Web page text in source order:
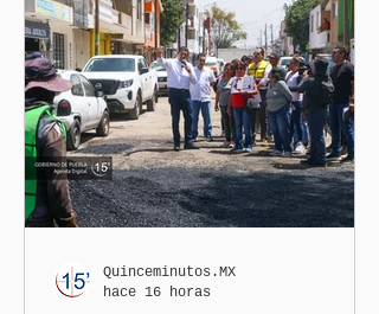
Quinceminutos.MX
hace 16 horas